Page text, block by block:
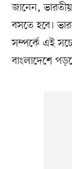
জানেন,
বসতে হবে।
সম্পর্কে এই
বাংলাদেশে